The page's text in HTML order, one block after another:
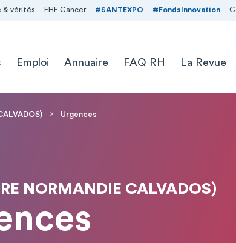
& vérités FHF Cancer #SANTEXPO #FondsInnovation
Emploi Annuaire FAQ RH La Revue
Urgences
NORMANDIE CALVADOS)